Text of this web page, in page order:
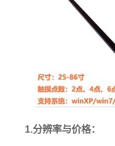
1.分辨率与价格：